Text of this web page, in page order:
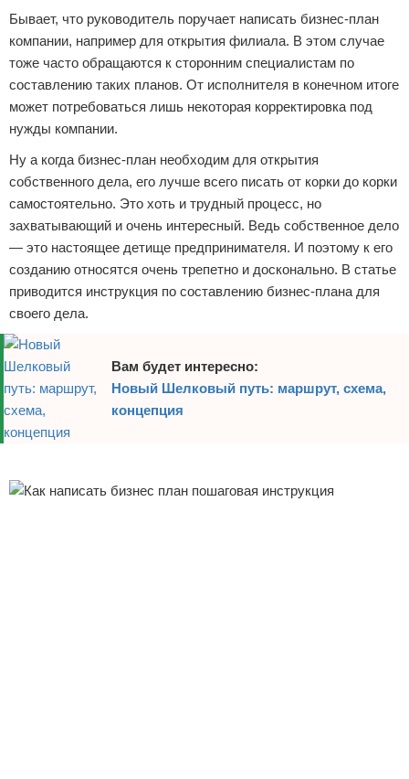
Бывает, что руководитель поручает написать бизнес-план
компании, например для открытия филиала. В этом случае
тоже часто обращаются к сторонним специалистам по
составлению таких планов. От исполнителя в конечном итоге
может потребоваться лишь некоторая корректировка под
нужды компании.
Ну а когда бизнес-план необходим для открытия
собственного дела, его лучше всего писать от корки до корки
самостоятельно. Это хоть и трудный процесс, но
захватывающий и очень интересный. Ведь собственное дело
— это настоящее детище предпринимателя. И поэтому к его
созданию относятся очень трепетно и досконально. В статье
приводится инструкция по составлению бизнес-плана для
своего дела.
Вам будет интересно:
Новый Шелковый путь: маршрут, схема,
концепция